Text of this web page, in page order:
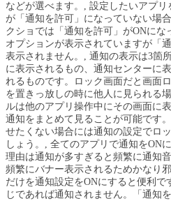
などが選べます。, 設定したいアプ
が「通知を許可」になっていない場
クショでは「通知を許可」がONに
オプションが表示されていますが「
表示されません。, 通知の表示は3箇
に表示されるもの、通知センターに
れるものです。ロック画面だと画面
を置きっ放しの時に他人に見られる
ルは他のアプリ操作中にその画面に
通知をまとめて見ることが可能です
せたくない場合には通知の設定でロ
しょう。, 全てのアプリで通知をON
理由は通知が多すぎると頻繁に通知
頻繁にバナー表示されるためかなり
だけを通知設定をONにすると便利で
じであれば通知されません。「通知